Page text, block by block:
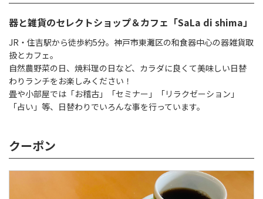
器と雑貨のセレクトショップ＆カフェ「SaLa di shima」
JR・住吉駅から徒歩約5分。神戸市東灘区の和食器中心の器雑貨取
扱とカフェ。
自然農野菜の日、焼料理の日など、カラダに良くて美味しい日替
わりランチをお楽しみください！
畳や小部屋では「お稽古」「セミナー」「リラクゼーション」
「占い」等、日替わりでいろんな事を行っています。
クーポン